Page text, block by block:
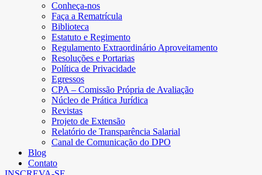
Conheça-nos
Faça a Rematrícula
Biblioteca
Estatuto e Regimento
Regulamento Extraordinário Aproveitamento
Resoluções e Portarias
Política de Privacidade
Egressos
CPA – Comissão Própria de Avaliação
Núcleo de Prática Jurídica
Revistas
Projeto de Extensão
Relatório de Transparência Salarial
Canal de Comunicação do DPO
Blog
Contato